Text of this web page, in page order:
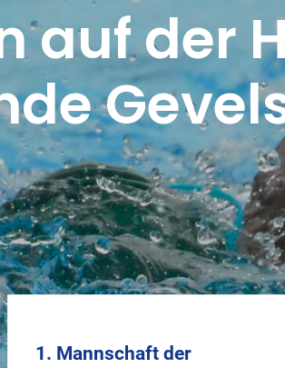
auf der
1. Mannschaft der